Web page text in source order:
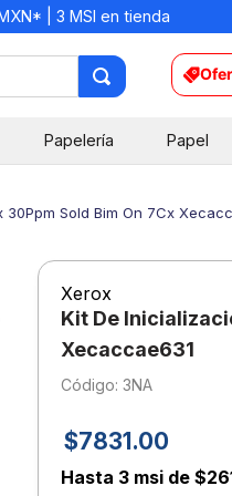
| 3 MSI en tienda
Papelería Papel
Sold Bim On 7Cx
Xerox
Kit De
Xecaccae631
: 3NA
$7831.00
Hasta 3 msi de